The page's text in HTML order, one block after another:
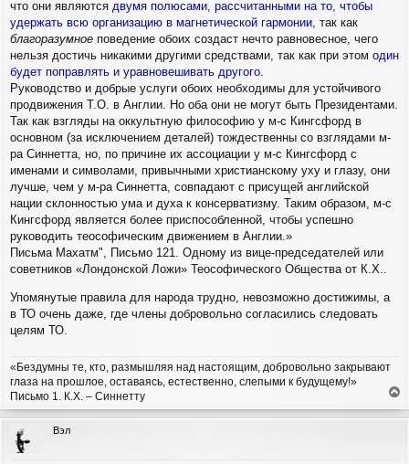
что они являются двумя полюсами, рассчитанными на то, чтобы
удержать всю организацию в магнетической гармонии, так как
благоразумное поведение обоих создаст нечто равновесное, чего
нельзя достичь никакими другими средствами, так как при этом один
будет поправлять и уравновешивать другого.
Руководство и добрые услуги обоих необходимы для устойчивого
продвижения Т.О. в Англии. Но оба они не могут быть Президентами.
Так как взгляды на оккультную философию у м-с Кингсфорд в
основном (за исключением деталей) тождественны со взглядами м-
ра Синнетта, но, по причине их ассоциации у м-с Кингсфорд с
именами и символами, привычными христианскому уху и глазу, они
лучше, чем у м-ра Синнетта, совпадают с присущей английской
нации склонностью ума и духа к консерватизму. Таким образом, м-с
Кингсфорд является более приспособленной, чтобы успешно
руководить теософическим движением в Англии.»
Письма Махатм", Письмо 121. Одному из вице-председателей или
советников «Лондонской Ложи» Теософического Общества от К.Х..
Упомянутые правила для народа трудно, невозможно достижимы, а
в ТО очень даже, где члены добровольно согласились следовать
целям ТО.
«Бездумны те, кто, размышляя над настоящим, добровольно закрывают
глаза на прошлое, оставаясь, естественно, слепыми к будущему!»
Письмо 1. К.Х. – Синнетту
р
Вэл